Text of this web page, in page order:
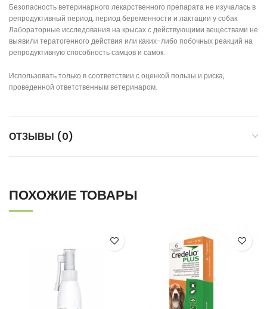
Безопасность ветеринарного лекарственного препарата не изучалась в
репродуктивный период, период беременности и лактации у собак.
Лабораторные исследования на крысах с действующими веществами не
выявили тератогенного действия или каких-либо побочных реакций на
репродуктивную способность самцов и самок.
Использовать только в соответствии с оценкой пользы и риска,
проведенной ответственным ветеринаром.
ОТЗЫВЫ (0)
ПОХОЖИЕ ТОВАРЫ